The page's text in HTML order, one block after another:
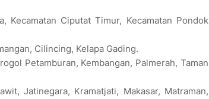
Kecamatan Ciputat Timur, Kecamatan Pondok
Cilincing, Kelapa Gading.
Petamburan, Kembangan, Palmerah, Taman
Jatinegara, Kramatjati, Makasar, Matraman,